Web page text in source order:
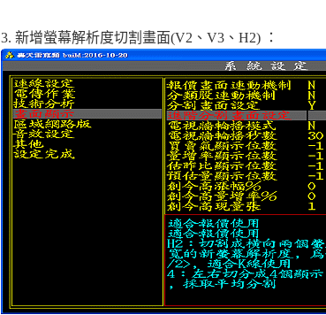
3. 新增螢幕解析度切割畫面(V2、V3、H2) ：